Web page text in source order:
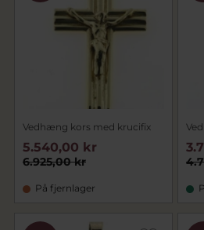
Alle smykker bliver
for kvalitet og
Find en kæde som
HVIDGULDSKÆDER
Vedhæng kors med krucifix
6.925,00 kr
5.540,00 kr
På fjernlager